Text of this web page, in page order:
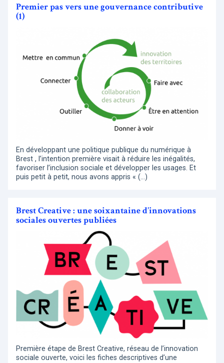
Premier pas vers une gouvernance contributive
(1)
En développant une politique publique du numérique à
Brest , l’intention première visait à réduire les inégalités,
favoriser l’inclusion sociale et développer les usages. Et
puis petit à petit, nous avons appris « (…)
Brest Creative : une soixantaine d’innovations
sociales ouvertes publiées
Première étape de Brest Creative, réseau de l’innovation
sociale ouverte, voici les fiches descriptives d’une